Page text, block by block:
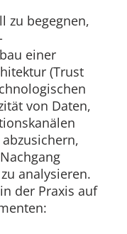
zu begegnen,
einer
(Trust
von Daten,
analysieren.
der Praxis auf